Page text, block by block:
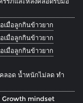
มื่อลูกกินข้าวยาก
มื่อลูกกินข้าวยาก
มื่อลูกกินข้าวยาก
ลอด น้ำหนักไม่ลด ทำ
Growth mindset